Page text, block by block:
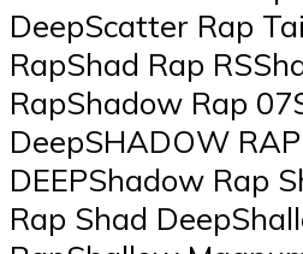
DeepScatter Rap
RapShad Rap
RapShadow Rap
DeepSHADOW
DEEPShadow Rap
Rap Shad